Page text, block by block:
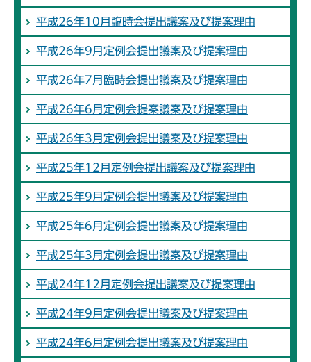
平成26年10月臨時会提出議案及び提案理由
平成26年9月定例会提出議案及び提案理由
平成26年7月臨時会提出議案及び提案理由
平成26年6月定例会提案議案及び提案理由
平成26年3月定例会提出議案及び提案理由
平成25年12月定例会提出議案及び提案理由
平成25年9月定例会提出議案及び提案理由
平成25年6月定例会提出議案及び提案理由
平成25年3月定例会提出議案及び提案理由
平成24年12月定例会提出議案及び提案理由
平成24年9月定例会提出議案及び提案理由
平成24年6月定例会提出議案及び提案理由